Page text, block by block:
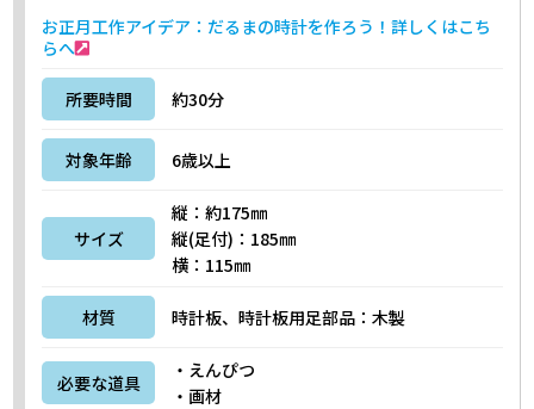
お正月工作アイデア：だるまの時計を作ろう！詳しくはこち
らへ
所要時間 約30分
対象年齢 6歳以上
サイズ
縦：約175㎜
縦(足付)：185㎜
横：115㎜
材質 時計板、時計板用足部品：木製
必要な道具
・えんぴつ
・画材